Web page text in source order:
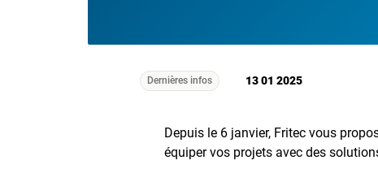
Dernières infos 13 01 2025
Depuis le 6 janvier, Fritec vous
équiper vos projets avec des